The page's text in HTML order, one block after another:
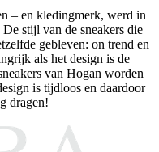
– en kledingmerk, werd in
stijl van de sneakers die
gebleven: on trend en
als het design is de
van Hogan worden
is tijdloos en daardoor
dragen!